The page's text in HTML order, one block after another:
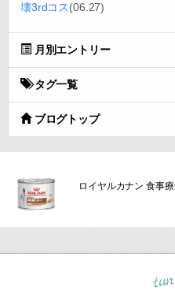
壊3rdコス(06.27)
月別エントリー
タグ一覧
ブログトップ
ロイヤルカナン 食事